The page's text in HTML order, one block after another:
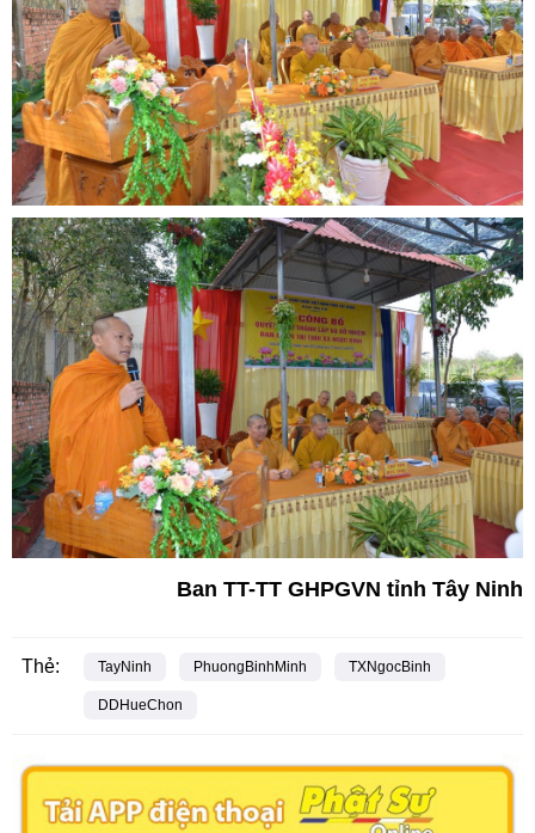
Ban TT-TT GHPGVN tỉnh Tây Ninh
Thẻ: TayNinh PhuongBinhMinh TXNgocBinh
DDHueChon